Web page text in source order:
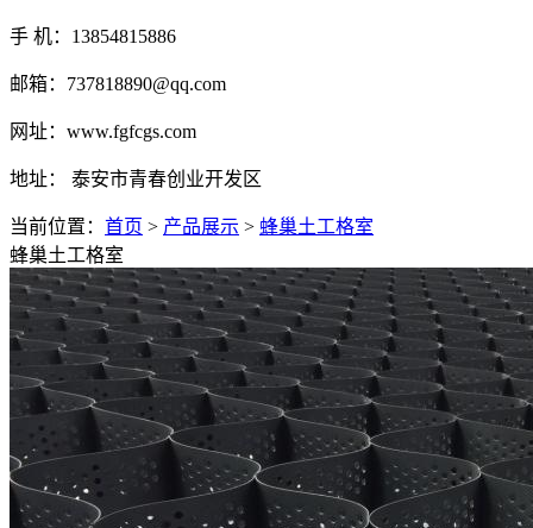
手 机：13854815886
邮箱：737818890@qq.com
网址：www.fgfcgs.com
地址： 泰安市青春创业开发区
当前位置： 首页 > 产品展示 > 蜂巢土工格室
蜂巢土工格室